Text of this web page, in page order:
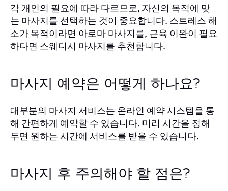
각 개인의 필요에 따라 다르므로, 자신의 목적에 맞
는 마사지를 선택하는 것이 중요합니다. 스트레스 해
소가 목적이라면 아로마 마사지를, 근육 이완이 필요
하다면 스웨디시 마사지를 추천합니다.
마사지 예약은 어떻게 하나요?
대부분의 마사지 서비스는 온라인 예약 시스템을 통
해 간편하게 예약할 수 있습니다. 미리 시간을 정해
두면 원하는 시간에 서비스를 받을 수 있습니다.
마사지 후 주의해야 할 점은?